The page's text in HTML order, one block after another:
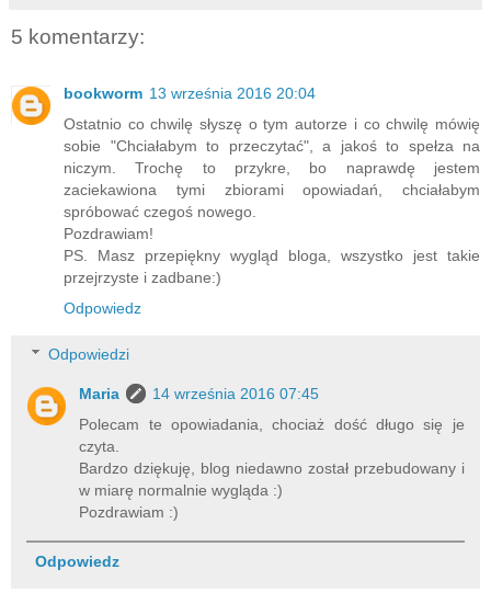
5 komentarzy:
bookworm 13 września 2016 20:04
Ostatnio co chwilę słyszę o tym autorze i co chwilę mówię
sobie "Chciałabym to przeczytać", a jakoś to spełza na
niczym. Trochę to przykre, bo naprawdę jestem
zaciekawiona tymi zbiorami opowiadań, chciałabym
spróbować czegoś nowego.
Pozdrawiam!
PS. Masz przepiękny wygląd bloga, wszystko jest takie
przejrzyste i zadbane:)
Odpowiedz
Odpowiedzi
Maria
14 września 2016 07:45
Polecam te opowiadania, chociaż dość długo się je
czyta.
Bardzo dziękuję, blog niedawno został przebudowany i
w miarę normalnie wygląda :)
Pozdrawiam :)
Odpowiedz